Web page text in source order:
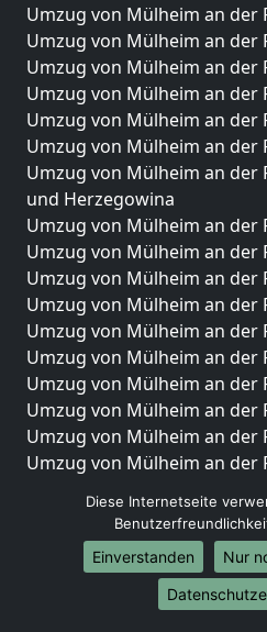
Umzug von Mülheim an der
Umzug von Mülheim an der
Umzug von Mülheim an der
Umzug von Mülheim an der
Umzug von Mülheim an der
Umzug von Mülheim an der
Umzug von Mülheim an der
und Herzegowina
Umzug von Mülheim an der
Umzug von Mülheim an der
Umzug von Mülheim an der
Umzug von Mülheim an der
Umzug von Mülheim an der
Umzug von Mülheim an der
Umzug von Mülheim an der
Umzug von Mülheim an der
Umzug von Mülheim an der
Umzug von Mülheim an der
Umzug von Mülheim an der
Umzug von Mülheim an der
Umzüge-
Diese Internetseite
Einverstanden
Nur